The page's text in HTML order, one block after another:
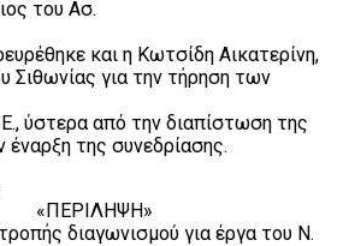
του Ασ.
και η Κωτσίδη Αικατερίνη,
Σιθωνίας για την τήρηση των
ύστερα από την διαπίστωση της
έναρξη της συνεδρίασης.
διαγωνισμού για έργα του Ν.